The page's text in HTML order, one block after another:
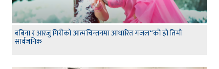
बबिना र आरजु गिरीको आत्मचिन्तनमा आधारित गजल“को हौ तिमी
सार्वजनिक